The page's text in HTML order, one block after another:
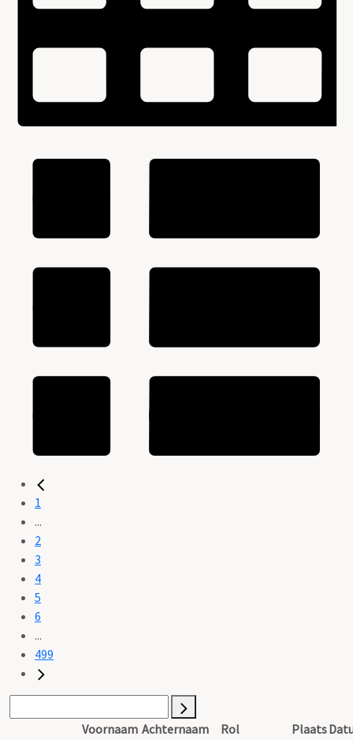
1
...
2
3
4
5
6
...
499
Voornaam Achternaam Rol Plaats